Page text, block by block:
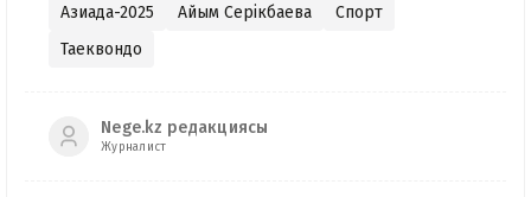
Азиада-2025 Айым Серікбаева
Спорт
Таеквондо
Nege.kz редакциясы
Журналист